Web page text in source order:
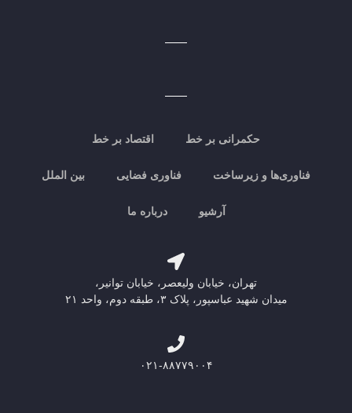
حکمرانی بر خط اقتصاد بر خط
فناوری‌ها و زیرساخت فناوری فضایی بین الملل
آرشیو درباره ما
تهران، خیابان ولیعصر، خیابان توانیر،
میدان شهید عباسپور، پلاک ۳، طبقه دوم، واحد ۲۱
۰۲۱-۸۸۷۷۹۰۰۴